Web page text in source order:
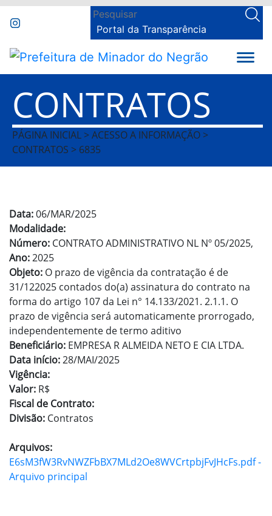
Portal da Transparência
CONTRATOS
PÁGINA INICIAL > ACESSO A INFORMAÇÃO >
CONTRATOS > 6835
Data:06/MAR/2025
Modalidade:
Número: CONTRATO ADMINISTRATIVO NL Nº 05/2025,
Ano:2025
Objeto: O prazo de vigência da contratação é de
31/122025 contados do(a) assinatura do contrato na
forma do artigo 107 da Lei n° 14.133/2021. 2.1.1. O
prazo de vigência será automaticamente prorrogado,
independentemente de termo aditivo
Beneficiário: EMPRESA R ALMEIDA NETO E CIA LTDA.
Data início:28/MAI/2025
Vigência:
Valor: R$
Fiscal de Contrato:
Divisão: Contratos
Arquivos:
E6sM3fW3RvNWZFbBX7MLd2Oe8WVCrtpbjFvJHcFs.pdf -
Arquivo principal